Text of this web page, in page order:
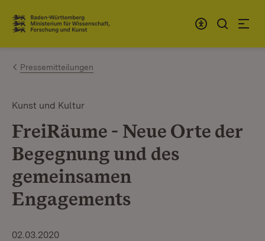
Zum Inhalt springen
Link zur Startseite
Pressemitteilungen
Kunst und Kultur
FreiRäume - Neue Orte der
Begegnung und des
gemeinsamen
Engagements
02.03.2020